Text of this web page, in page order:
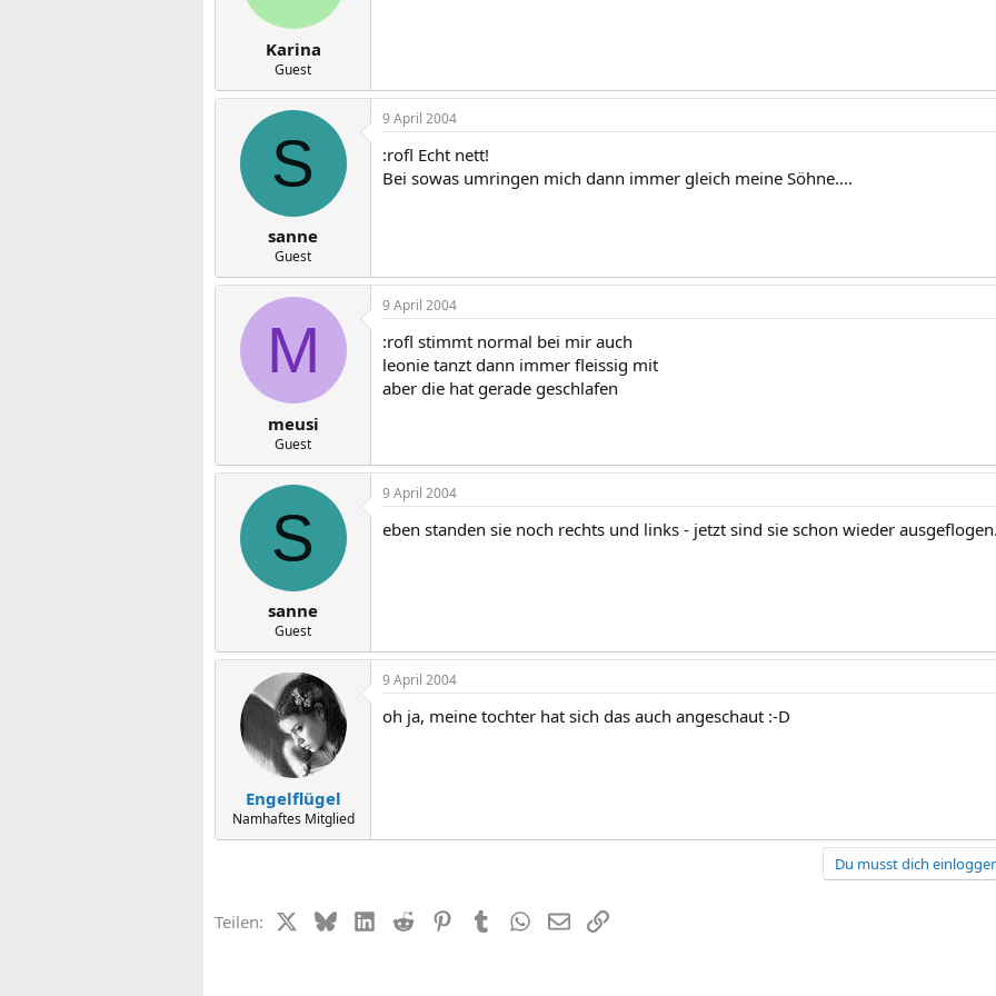
Karina
Guest
S
sanne
Guest
9 April 2004
:rofl Echt nett!
Bei sowas umringen mich dann immer gleich meine Söhne....
M
meusi
Guest
9 April 2004
:rofl stimmt normal bei mir auch
leonie tanzt dann immer fleissig mit
aber die hat gerade geschlafen
S
sanne
Guest
9 April 2004
eben standen sie noch rechts und links - jetzt sind sie schon wieder
Engelflügel
Namhaftes Mitglied
9 April 2004
oh ja, meine tochter hat sich das auch angeschaut :-D
Du musst dich
Teilen: X (Twitter)
BlueskyLinkedIn
Reddit PinterestTumblrWhatsApp
E-MailLink